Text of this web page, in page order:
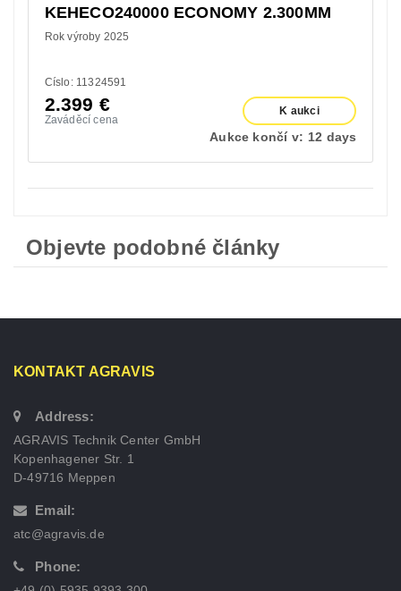
KEHECO240000 ECONOMY 2.300MM
Rok výroby 2025
Císlo: 11324591
2.399 €
Zaváděcí cena
K aukci
Aukce končí v: 12 days
Objevte podobné články
KONTAKT AGRAVIS
Address:
AGRAVIS Technik Center GmbH
Kopenhagener Str. 1
D-49716 Meppen
Email:
atc@agravis.de
Phone: